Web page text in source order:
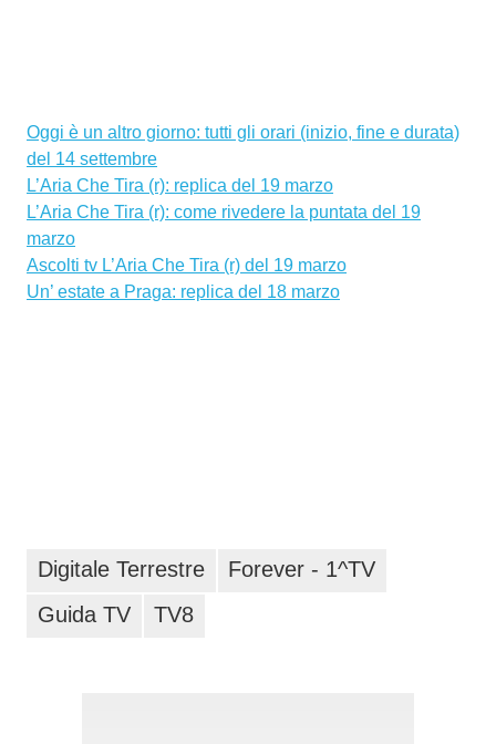
Oggi è un altro giorno: tutti gli orari (inizio, fine e durata)
del 14 settembre
L’Aria Che Tira (r): replica del 19 marzo
L’Aria Che Tira (r): come rivedere la puntata del 19
marzo
Ascolti tv L’Aria Che Tira (r) del 19 marzo
Un’ estate a Praga: replica del 18 marzo
Digitale Terrestre
Forever - 1^TV
Guida TV
TV8